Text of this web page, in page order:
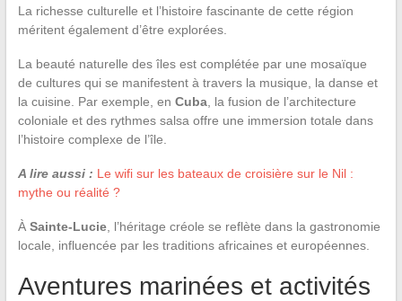
La richesse culturelle et l’histoire fascinante de cette région
méritent également d’être explorées.
La beauté naturelle des îles est complétée par une mosaïque
de cultures qui se manifestent à travers la musique, la danse et
la cuisine. Par exemple, en Cuba, la fusion de l’architecture
coloniale et des rythmes salsa offre une immersion totale dans
l’histoire complexe de l’île.
A lire aussi : Le wifi sur les bateaux de croisière sur le Nil :
mythe ou réalité ?
À Sainte-Lucie, l’héritage créole se reflète dans la gastronomie
locale, influencée par les traditions africaines et européennes.
Aventures marinées et activités